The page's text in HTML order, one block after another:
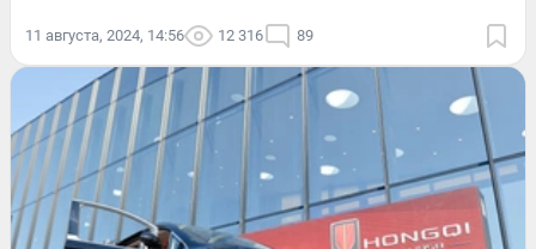
11 августа, 2024, 14:56 12 316 89